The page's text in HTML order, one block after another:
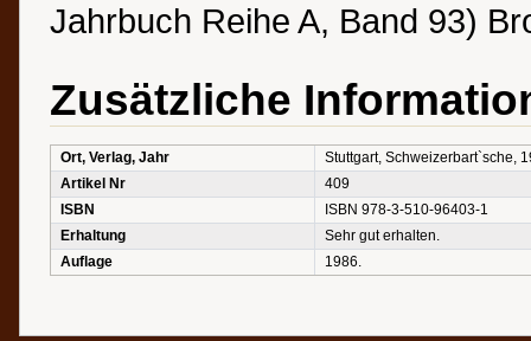
Jahrbuch Reihe A, Band 93)
Zusätzliche
Ort, Verlag, Jahr
Stuttgart, Schweizerbart`sche,
Artikel Nr
409
ISBN
ISBN 978-3-510-96403-1
Erhaltung
Sehr gut erhalten.
Auflage
1986.